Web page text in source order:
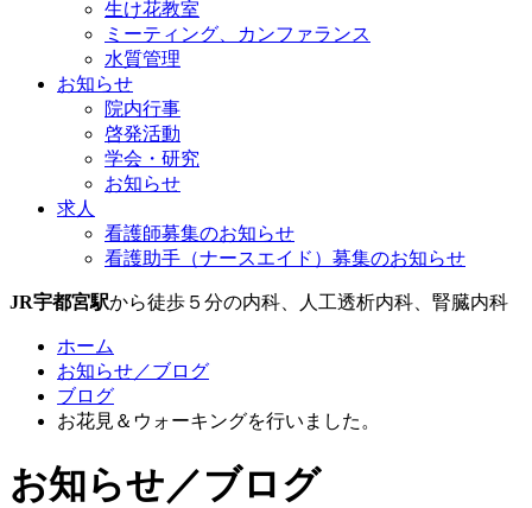
生け花教室
ミーティング、カンファランス
水質管理
お知らせ
院内行事
啓発活動
学会・研究
お知らせ
求人
看護師募集のお知らせ
看護助手（ナースエイド）募集のお知らせ
JR宇都宮駅から徒歩５分の内科、人工透析内科、腎臓内科
ホーム
お知らせ／ブログ
ブログ
お花見＆ウォーキングを行いました。
お知らせ／ブログ